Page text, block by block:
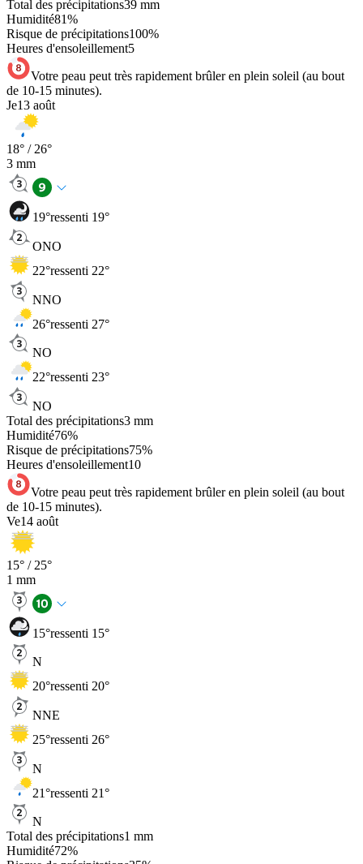
Total des précipitations39 mm
Humidité81%
Risque de précipitations100%
Heures d'ensoleillement5
Votre peau peut très rapidement brûler en plein soleil (au bout
de 10-15 minutes).
Je13 août
18° / 26°
3 mm
19°ressenti 19°
ONO
22°ressenti 22°
NNO
26°ressenti 27°
NO
22°ressenti 23°
NO
Total des précipitations3 mm
Humidité76%
Risque de précipitations75%
Heures d'ensoleillement10
Votre peau peut très rapidement brûler en plein soleil (au bout
de 10-15 minutes).
Ve14 août
15° / 25°
1 mm
15°ressenti 15°
N
20°ressenti 20°
NNE
25°ressenti 26°
N
21°ressenti 21°
N
Total des précipitations1 mm
Humidité72%